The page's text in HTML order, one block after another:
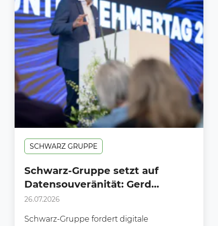
SCHWARZ GRUPPE
Schwarz-Gruppe setzt auf
Datensouveränität: Gerd
Chrzanowski fordert digitale
26.07.2026
Schwarz-Gruppe fordert digitale